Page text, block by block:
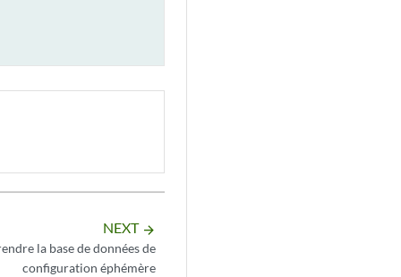
NEXT arrow_forward
la base de données de
configuration éphémère